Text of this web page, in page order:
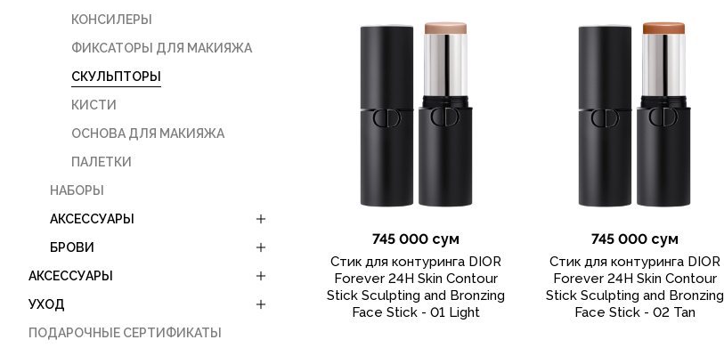
745 000 сум
Стик для контуринга DIOR
Forever 24H Skin Contour
Stick Sculpting and Bronzing
Face Stick - 01 Light
745 000 сум
Стик для контуринга DIOR
Forever 24H Skin Contour
Stick Sculpting and Bronzing
Face Stick - 02 Tan
КОНСИЛЕРЫ
ФИКСАТОРЫ ДЛЯ МАКИЯЖА
СКУЛЬПТОРЫ
КИСТИ
ОСНОВА ДЛЯ МАКИЯЖА
ПАЛЕТКИ
НАБОРЫ
АКСЕССУАРЫ
БРОВИ
АКСЕССУАРЫ
УХОД
ПОДАРОЧНЫЕ СЕРТИФИКАТЫ